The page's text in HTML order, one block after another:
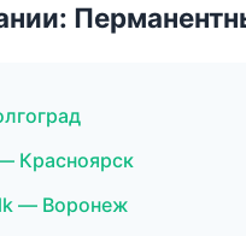
Красноярск
— Воронеж